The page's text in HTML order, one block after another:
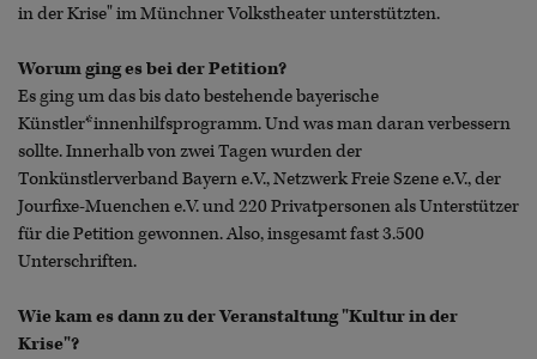
in der Krise" im Münchner Volkstheater unterstützten.
Worum ging es bei der Petition?
Es ging um das bis dato bestehende bayerische
Künstler*innenhilfsprogramm. Und was man daran verbessern
sollte. Innerhalb von zwei Tagen wurden der
Tonkünstlerverband Bayern e.V., Netzwerk Freie Szene e.V., der
Jourfixe-Muenchen e.V. und 220 Privatpersonen als Unterstützer
für die Petition gewonnen. Also, insgesamt fast 3.500
Unterschriften.
Wie kam es dann zu der Veranstaltung "Kultur in der
Krise"?